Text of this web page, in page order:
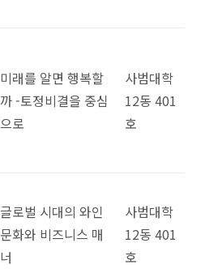
미래를 알면 행복할
까 -토정비결을 중심
으로
사범대학
12동 401
호
글로벌 시대의 와인
문화와 비즈니스 매
너
사범대학
12동 401
호